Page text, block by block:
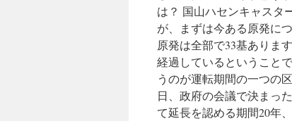
は？ 国山ハセンキャスタ
が、まずは今ある原発に
原発は全部で33基ありま
経過しているということ
うのが運転期間の一つの
日、政府の会議で決まっ
て延長を認める期間20年